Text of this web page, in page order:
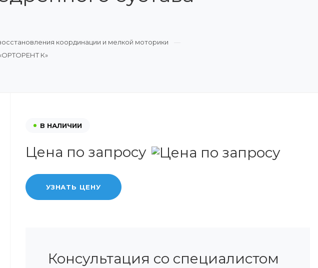
координации и мелкой моторики
К»
В НАЛИЧИИ
Цена по запросу
УЗНАТЬ ЦЕНУ
Консультация со специалистом